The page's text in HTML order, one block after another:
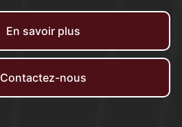
En savoir plus
Contactez-nous